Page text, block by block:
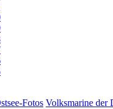
Fotos Volksmarine der